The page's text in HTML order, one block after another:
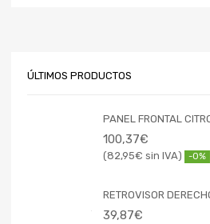
ÚLTIMOS PRODUCTOS
PANEL FRONTAL
100,37€
82,95€ -0%
RETROVISOR
39,87€